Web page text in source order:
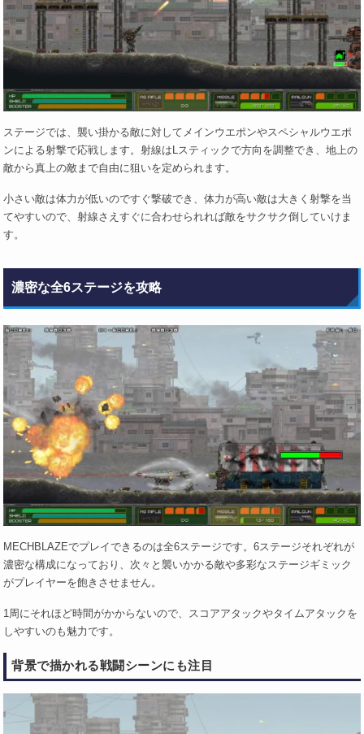
ステージでは、襲い掛かる敵に対してメインウエポンやスペシャルウエポ
ンによる射撃で応戦します。射線はLスティックで方向を調整でき、地上の
敵から真上の敵まで自由に狙いを定められます。
小さい敵は体力が低いのですぐ撃破でき、体力が高い敵は大きく射撃を当
てやすいので、射線さえすぐに合わせられれば敵をサクサク倒していけま
す。
濃密な全6ステージを攻略
MECHBLAZEでプレイできるのは全6ステージです。6ステージそれぞれが
濃密な構成になっており、次々と襲いかかる敵や多彩なステージギミック
がプレイヤーを飽きさせません。
1周にそれほど時間がかからないので、スコアアタックやタイムアタックを
しやすいのも魅力です。
背景で描かれる戦闘シーンにも注目